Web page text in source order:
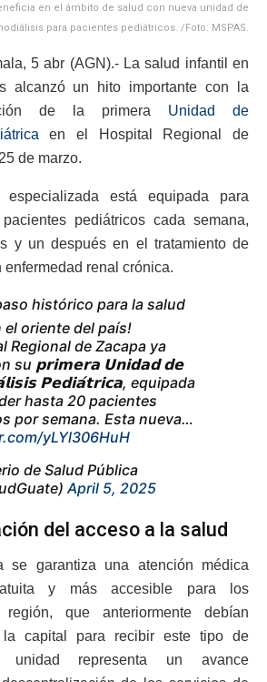
en el ámbito de salud con nueva unidad de
para pacientes pediátricos. /Foto: MSPAS.
5 abr (AGN).- La salud infantil en
alcanzó un hito importante con la
de la primera Unidad de
en el Hospital Regional de
de marzo.
está equipada para
pediátricos cada semana,
y un después en el tratamiento de
renal crónica.
histórico para la salud
oriente del país!
Regional de Zacapa ya
su 𝗽𝗿𝗶𝗺𝗲𝗿𝗮 𝗨𝗻𝗶𝗱𝗮𝗱 𝗱𝗲
𝗣𝗲𝗱𝗶𝗮́𝘁𝗿𝗶𝗰𝗮, equipada
hasta 20 pacientes
por semana. Esta nueva…
yLYl306HuH
de Salud Pública
April 5, 2025
del acceso a la salud
se garantiza una atención médica
y más accesible para los
que anteriormente debían
la capital para recibir este tipo de
unidad representa un avance